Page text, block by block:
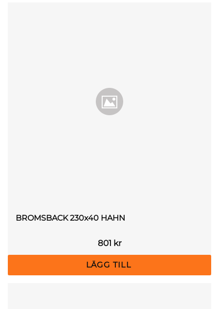
BROMSBACK 230x40 HAHN
801 kr